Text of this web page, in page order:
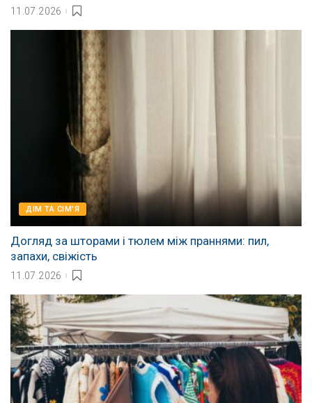
11.07.2026
ДІМ ТА СІМ'Я
Догляд за шторами і тюлем між праннями: пил,
запахи, свіжість
11.07.2026